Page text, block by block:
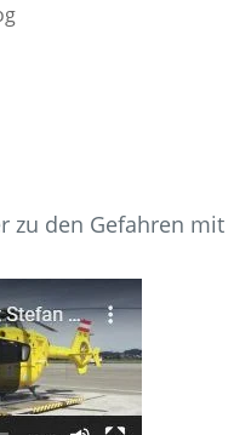
zu den Gefahren mit